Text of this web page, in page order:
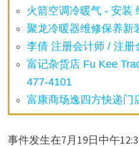
火箭空调冷暖气 - 安装
聚龙冷暖器维修保养新
李倩 注册会计师 / 注册
富记杂货店 Fu Kee
477-4101
富康商场逸四方快递门
事件发生在7月19日中午